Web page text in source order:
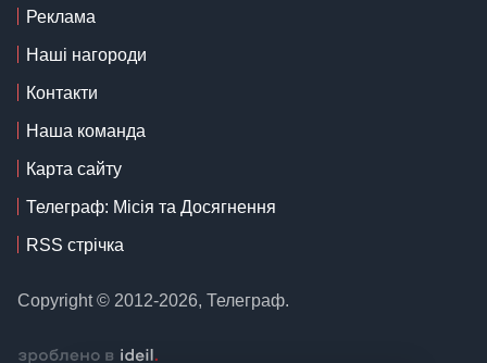
Реклама
Наші нагороди
Контакти
Наша команда
Карта сайту
Телеграф: Місія та Досягнення
RSS стрічка
Copyright © 2012-2026, Телеграф.